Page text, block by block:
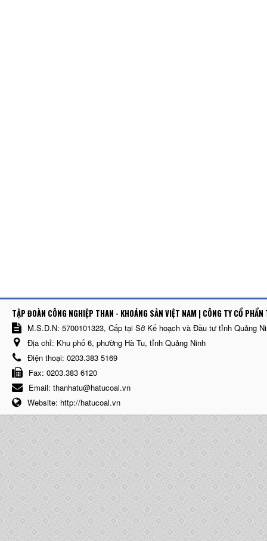
TẬP ĐOÀN CÔNG NGHIỆP THAN - KHOÁNG SẢN VIỆT NAM | CÔNG TY CỔ
M.S.D.N: 5700101323, Cấp tại Sở Kế hoạch và Đầu tư tỉnh Quảng
Địa chỉ: Khu phố 6, phường Hà Tu, tỉnh Quảng Ninh
Điện thoại: 0203.383 5169
Fax: 0203.383 6120
Email: thanhatu@hatucoal.vn
Website: http://hatucoal.vn